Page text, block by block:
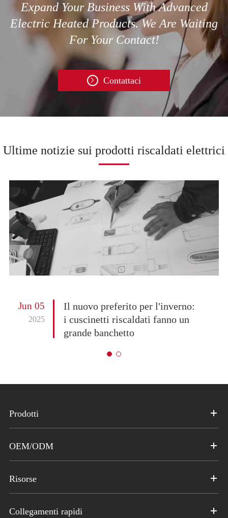
Expand Your Business With Advanced
Electric Heated Products. We Are Waiting
For Your Contact!
 Contattaci
Ultime notizie sui prodotti riscaldati elettrici
Jun 05
2025
Il nuovo preferito per l'inverno:
i cuscinetti riscaldati fanno un
grande banchetto
Prodotti
OEM/ODM
Risorse
Collegamenti rapidi